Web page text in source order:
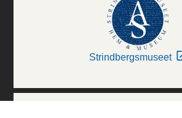
Strindbergsmuseet